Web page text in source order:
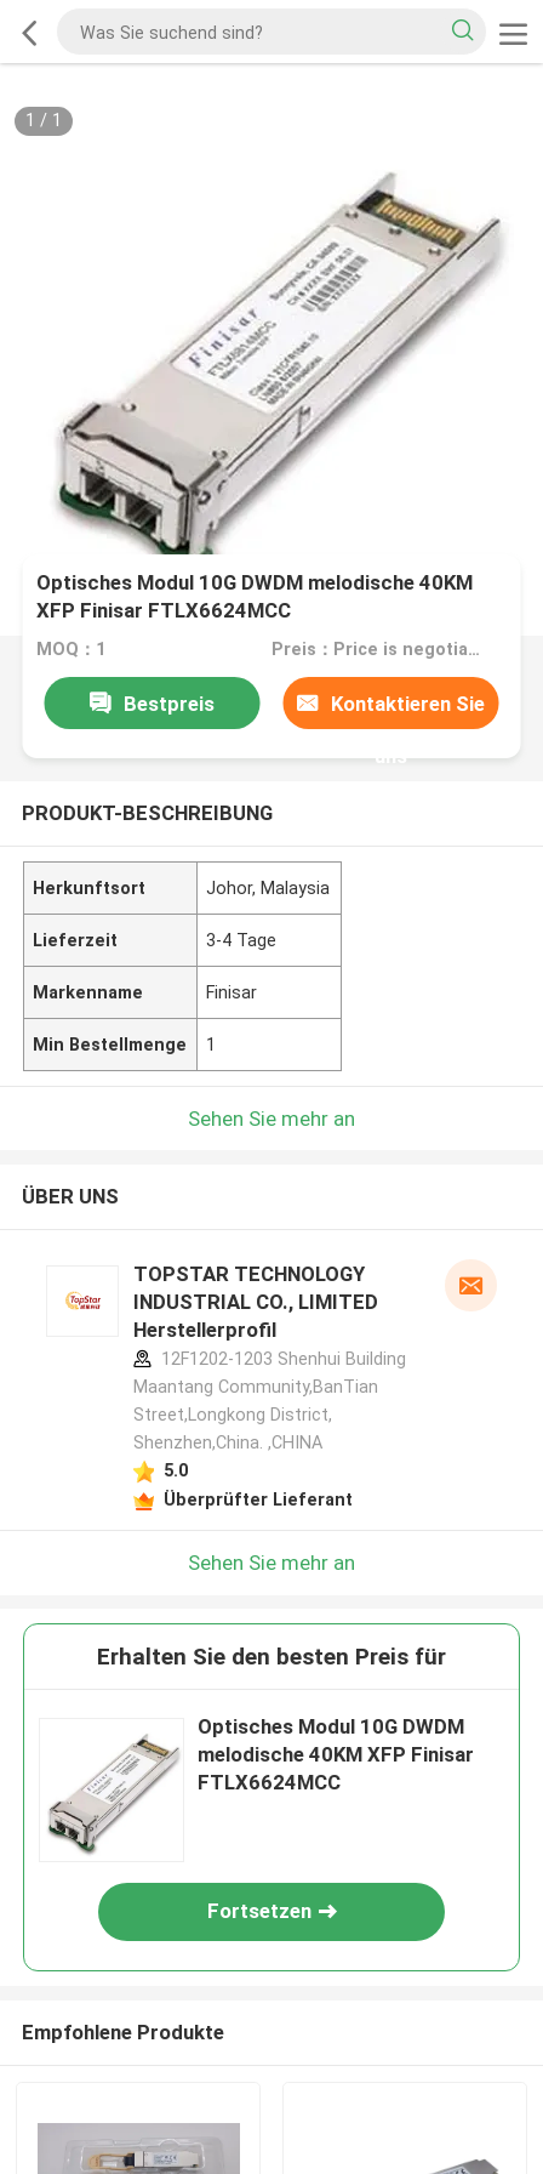
1 / 1
Optisches Modul 10G DWDM melodische 40KM
XFP Finisar FTLX6624MCC
MOQ：1 Preis：Price is negotiable
Bestpreis Kontaktieren Sie
uns
PRODUKT-BESCHREIBUNG
Herkunftsort Johor, Malaysia
Lieferzeit 3-4 Tage
Markenname Finisar
Min Bestellmenge 1
Sehen Sie mehr an
ÜBER UNS
TOPSTAR TECHNOLOGY
INDUSTRIAL CO., LIMITED
Herstellerprofil
12F1202-1203 Shenhui Building
Maantang Community,BanTian
Street,Longkong District,
Shenzhen,China. ,CHINA
5.0
Überprüfter Lieferant
Sehen Sie mehr an
Erhalten Sie den besten Preis für
Optisches Modul 10G DWDM
melodische 40KM XFP Finisar
FTLX6624MCC
Fortsetzen
Empfohlene Produkte